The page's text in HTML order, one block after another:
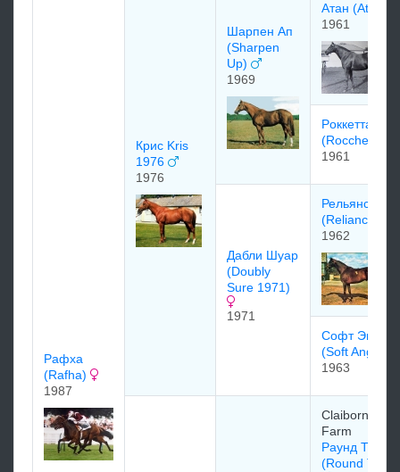
Рафха
(Rafha)
1987
Крис Kris
1976
1976
Шарпен Aп
(Sharpen
Up)
1969
Aтан (Atan)
1961
Рoккеттa
(Rocchetta)
1961
Дабли Шуар
(Doubly
Sure 1971)
1971
Рельянс
(Reliance)
1962
Coфт
(Soft Angels)
1963
Claiborne
Farm
Раунд Тэйбл
(Round